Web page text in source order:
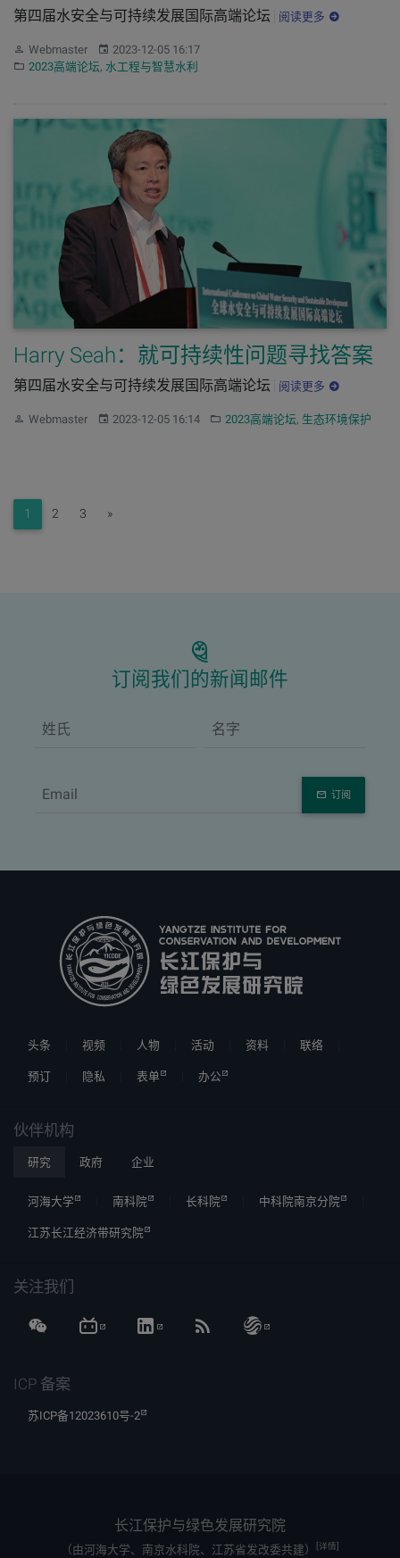
第四届水安全与可持续发展国际高端论坛 阅读更多
作者：
Webmaster 发布：2023-12-05 16:17
分类：
2023高端论坛, 水工程与智慧水利
Harry Seah：就可持续性问题寻找答案
第四届水安全与可持续发展国际高端论坛 阅读更多
作者：
Webmaster 发布：2023-12-05 16:14 分类：
2023高端论坛, 生态环境保护
1 2 3 »Next
订阅我们的新闻邮件
订阅
头条 视频 人物 活动 资料 联络
预订 隐私 表单 办公
伙伴机构
研究 政府 企业
河海大学 南科院 长科院 中科院南京分院
江苏长江经济带研究院
关注我们
ICP 备案
苏ICP备12023610号-2
长江保护与绿色发展研究院
（由河海大学、南京水科院、江苏省发改委共建） [详情]